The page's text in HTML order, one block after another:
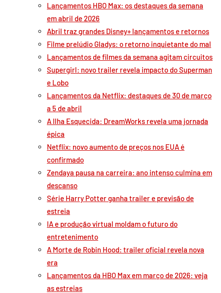
Lançamentos HBO Max: os destaques da semana
em abril de 2026
Abril traz grandes Disney+ lançamentos e retornos
Filme prelúdio Gladys: o retorno inquietante do mal
Lançamentos de filmes da semana agitam circuitos
Supergirl: novo trailer revela impacto do Superman
e Lobo
Lançamentos da Netflix: destaques de 30 de março
a 5 de abril
A Ilha Esquecida: DreamWorks revela uma jornada
épica
Netflix: novo aumento de preços nos EUA é
confirmado
Zendaya pausa na carreira: ano intenso culmina em
descanso
Série Harry Potter ganha trailer e previsão de
estreia
IA e produção virtual moldam o futuro do
entretenimento
A Morte de Robin Hood: trailer oficial revela nova
era
Lançamentos da HBO Max em março de 2026: veja
as estreias